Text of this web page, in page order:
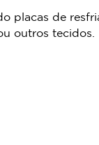
placas de
outros tecidos.